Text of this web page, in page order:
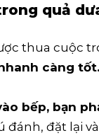
quả
thua cuộc
càng tốt.
bếp, bạn
đánh, đặt lại